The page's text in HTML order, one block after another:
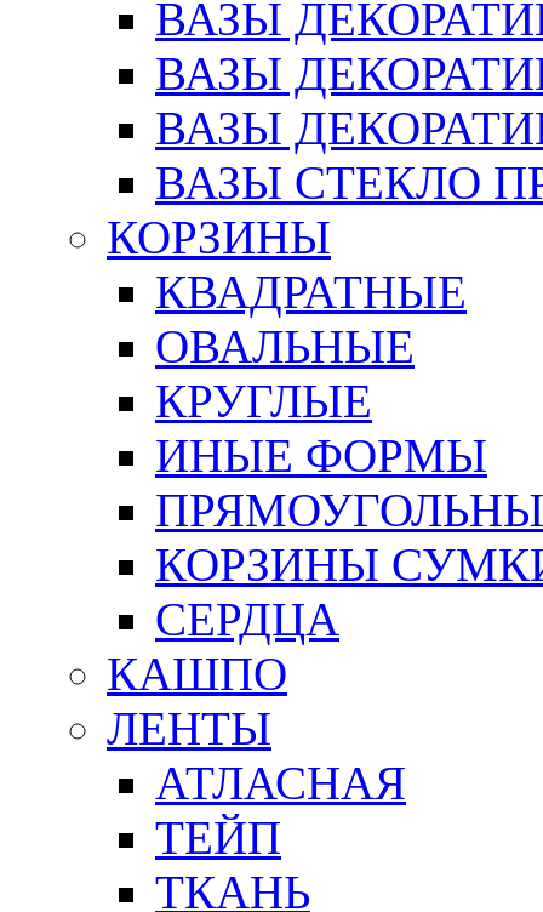
ВАЗЫ
ВАЗЫ
ВАЗЫ
ВАЗЫ СТЕКЛО
КОРЗИНЫ
КВАДРАТНЫЕ
ОВАЛЬНЫЕ
КРУГЛЫЕ
ИНЫЕ ФОРМЫ
КОРЗИНЫ
СЕРДЦА
КАШПО
ЛЕНТЫ
АТЛАСНАЯ
ТЕЙП
ТКАНЬ